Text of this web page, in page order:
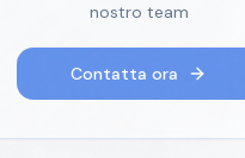
nostro team
Contatta ora